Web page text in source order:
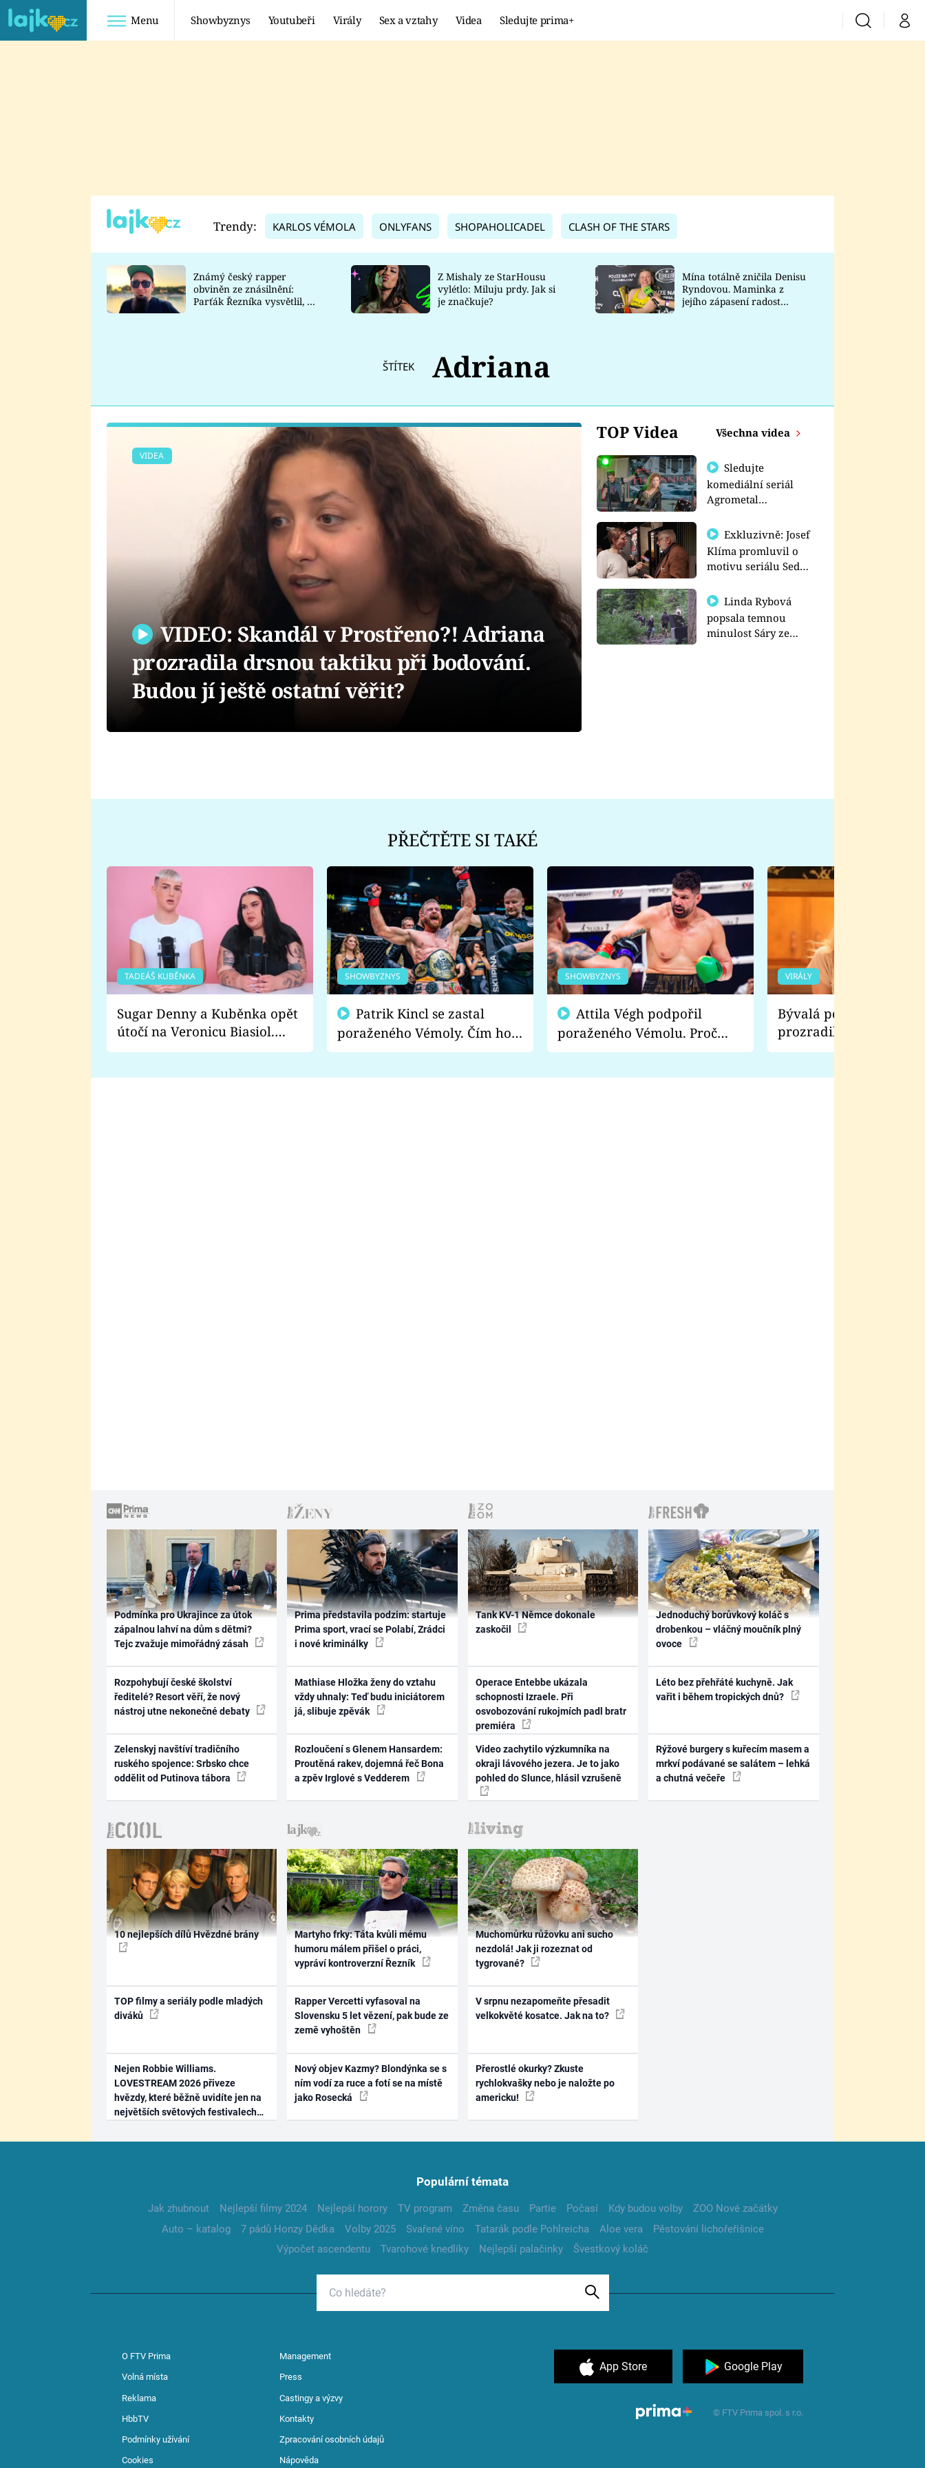
Menu Showbyznys Youtubeři Virály Sex a vztahy Videa Sledujte prima+ VyhledáváníMůj
TADEÁŠ KUBĚNKA
DATEL
Prima Lajk
Sledujte nás
Trendy: KARLOS VÉMOLA ONLYFANS SHOPAHOLICADEL CLASH OF THE STARS
Známý český rapper
obviněn ze znásilnění:
Parťák Řezníka vysvětlil, co
Z Mishaly ze StarHousu
vylétlo: Miluju prdy. Jak si
je značkuje?
Mína totálně zničila Denisu
Ryndovou. Maminka z
jejího zápasení radost
ŠTÍTEK Adriana
TOP Videa Všechna videa
Sledujte
komediální seriál
Agrometal
prima+
Exkluzivně: Josef
Klíma promluvil o
motivu seriálu Sedm
Linda Rybová
popsala temnou
minulost Sáry ze
VIDEA
VIDEO: Skandál v Prostřeno?! Adriana
prozradila drsnou taktiku při bodování.
Budou jí ještě ostatní věřit?
PŘEČTĚTE SI TAKÉ
TADEÁŠ KUBĚNKA
Sugar Denny a Kuběnka opět
útočí na Veronicu Biasiol.
Proč je podle nich falešná a
SHOWBYZNYS
poraženého Vémoly. Čím ho
fanoušci naštvali?
SHOWBYZNYS
poraženého Vémolu. Proč
chce raději zápasit s ním než
VIRÁLY
Bývalá pornoherečka
prozradila, co ji
natáčení Euforie.
Podmínka pro Ukrajince za útok
zápalnou lahví na dům s dětmi?
Tejc zvažuje mimořádný zásah
Rozpohybují české školství
ředitelé? Resort věří, že nový
nástroj utne nekonečné debaty
Zelenskyj navštíví tradičního
ruského spojence: Srbsko chce
oddělit od Putinova tábora
Prima představila podzim: startuje
Prima sport, vrací se Polabí, Zrádci
i nové kriminálky
Mathiase Hložka ženy do vztahu
vždy uhnaly: Teď budu iniciátorem
já, slibuje zpěvák
Rozloučení s Glenem Hansardem:
Proutěná rakev, dojemná řeč Bona
a zpěv Irglové s Vedderem
Tank KV-1 Němce dokonale
zaskočil
Operace Entebbe ukázala
schopnosti Izraele. Při
osvobozování rukojmích padl bratr
premiéra
Video zachytilo výzkumníka na
okraji lávového jezera. Je to jako
pohled do Slunce, hlásil vzrušeně
Jednoduchý borůvkový koláč s
drobenkou – vláčný moučník plný
ovoce
Léto bez přehřáté kuchyně. Jak
vařit i během tropických dnů?
Rýžové burgery s kuřecím masem a
mrkví podávané se salátem – lehká
a chutná večeře
10 nejlepších dílů Hvězdné brány
TOP filmy a seriály podle mladých
diváků
Nejen Robbie Williams.
LOVESTREAM 2026 přiveze
hvězdy, které běžně uvidíte jen na
největších světových festivalech
Martyho frky: Táta kvůli mému
humoru málem přišel o práci,
vypráví kontroverzní Řezník
Rapper Vercetti vyfasoval na
Slovensku 5 let vězení, pak bude ze
země vyhoštěn
Nový objev Kazmy? Blondýnka se s
ním vodí za ruce a fotí se na místě
jako Rosecká
Muchomůrku růžovku ani sucho
nezdolá! Jak ji rozeznat od
tygrované?
V srpnu nezapomeňte přesadit
velkokvěté kosatce. Jak na to?
Přerostlé okurky? Zkuste
rychlokvašky nebo je naložte po
americku!
Populární témata
Jak zhubnout Nejlepší filmy 2024 Nejlepší horory TV program Změna času Partie Počasí Kdy budou volby
ZOO Nové začátky
Auto – katalog
7 pádů Honzy Dědka Volby 2025 Svařené víno Tatarák podle Pohlreicha Aloe vera
Pěstování lichořeřišnice
Výpočet ascendentu
Tvarohové knedlíky Nejlepší palačinky Švestkový koláč
O FTV Prima Management
Volná místa Press
Reklama Castingy a výzvy
HbbTV Kontakty
Podmínky užívání Zpracování osobních údajů
Cookies Nápověda
App Store Google Play
© FTV Prima spol. s r.o.